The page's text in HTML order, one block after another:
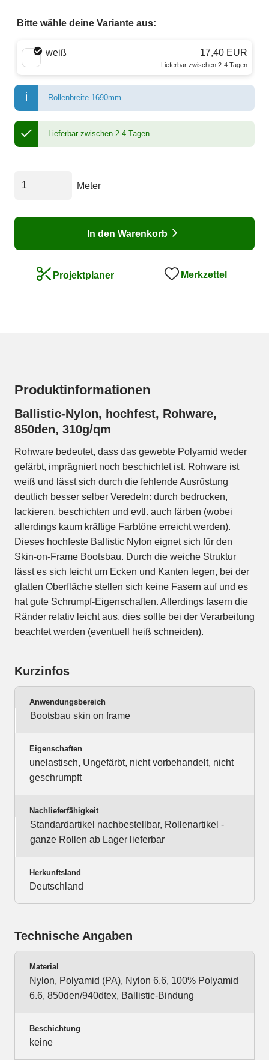
Bitte wähle deine Variante aus:
Wähle eine Farbe
weiß 17,40 EUR
Lieferbar zwischen 2-4 Tagen
Rollenbreite 1690mm
Lieferbar zwischen 2-4 Tagen
Meter
In den Warenkorb
Projektplaner Merkzettel
Produktinformationen
Ballistic-Nylon, hochfest, Rohware,
850den, 310g/qm
Rohware bedeutet, dass das gewebte Polyamid weder
gefärbt, imprägniert noch beschichtet ist. Rohware ist
weiß und lässt sich durch die fehlende Ausrüstung
deutlich besser selber Veredeln: durch bedrucken,
lackieren, beschichten und evtl. auch färben (wobei
allerdings kaum kräftige Farbtöne erreicht werden).
Dieses hochfeste Ballistic Nylon eignet sich für den
Skin-on-Frame Bootsbau. Durch die weiche Struktur
lässt es sich leicht um Ecken und Kanten legen, bei der
glatten Oberfläche stellen sich keine Fasern auf und es
hat gute Schrumpf-Eigenschaften. Allerdings fasern die
Ränder relativ leicht aus, dies sollte bei der Verarbeitung
beachtet werden (eventuell heiß schneiden).
Kurzinfos
Anwendungsbereich
Bootsbau skin on frame
Eigenschaften
unelastisch, Ungefärbt, nicht vorbehandelt, nicht
geschrumpft
Nachlieferfähigkeit
Standardartikel nachbestellbar, Rollenartikel -
ganze Rollen ab Lager lieferbar
Herkunftsland
Deutschland
Technische Angaben
Material
Nylon, Polyamid (PA), Nylon 6.6, 100% Polyamid
6.6, 850den/940dtex, Ballistic-Bindung
Beschichtung
keine